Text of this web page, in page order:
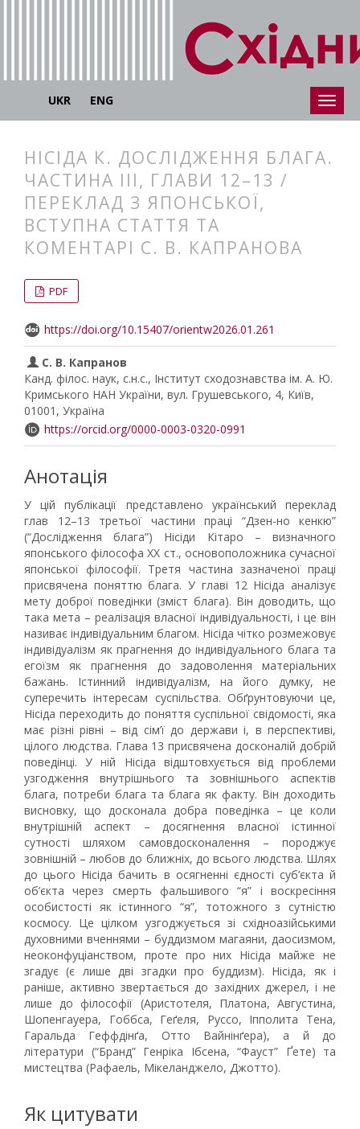
UKR ENG
НІСІДА К. ДОСЛІДЖЕННЯ БЛАГА.
ЧАСТИНА ІІІ, ГЛАВИ 12–13 /
ПЕРЕКЛАД З ЯПОНСЬКОЇ,
ВСТУПНА СТАТТЯ ТА
КОМЕНТАРІ С. В. КАПРАНОВА
PDF
https://doi.org/10.15407/orientw2026.01.261
С. В. Капранов
Канд. філос. наук, с.н.с., Інститут сходознавства ім. А. Ю.
Кримського НАН України, вул. Грушевського, 4, Київ,
01001, Україна
https://orcid.org/0000-0003-0320-0991
Анотація
У цій публікації представлено український переклад
глав 12–13 третьої частини праці “Дзен-но кенкю”
(“Дослідження блага”) Нісіди Кітаро – визначного
японського філософа ХХ ст., основоположника сучасної
японської філософії. Третя частина зазначеної праці
присвячена поняттю блага. У главі 12 Нісіда аналізує
мету доброї поведінки (зміст блага). Він доводить, що
така мета – реалізація власної індивідуальності, і це він
називає індивідуальним благом. Нісіда чітко розмежовує
індивідуалізм як прагнення до індивідуального блага та
егоїзм як прагнення до задоволення матеріальних
бажань. Істинний індивідуалізм, на його думку, не
суперечить інтересам суспільства. Обґрунтовуючи це,
Нісіда переходить до поняття суспільної свідомості, яка
має різні рівні – від сім’ї до держави і, в перспективі,
цілого людства. Глава 13 присвячена досконалій добрій
поведінці. У ній Нісіда відштовхується від проблеми
узгодження внутрішнього та зовнішнього аспектів
блага, потреби блага та блага як факту. Він доходить
висновку, що досконала добра поведінка – це коли
внутрішній аспект – досягнення власної істинної
сутності шляхом самовдосконалення – породжує
зовнішній – любов до ближніх, до всього людства. Шлях
до цього Нісіда бачить в осягненні єдності суб’єкта й
об’єкта через смерть фальшивого “я” і воскресіння
особистості як істинного “я”, тотожного з сутністю
космосу. Це цілком узгоджується зі східноазійськими
духовними вченнями – буддизмом магаяни, даосизмом,
неоконфуціанством, проте про них Нісіда майже не
згадує (є лише дві згадки про буддизм). Нісіда, як і
раніше, активно звертається до західних джерел, і не
лише до філософії (Аристотеля, Платона, Августина,
Шопенгауера, Гоббса, Геґеля, Руссо, Іпполита Тена,
Гаральда Геффдінґа, Отто Вайнінґера), а й до
літератури (“Бранд” Генріка Ібсена, “Фауст” Ґете) та
мистецтва (Рафаель, Мікеланджело, Джотто).
Як цитувати